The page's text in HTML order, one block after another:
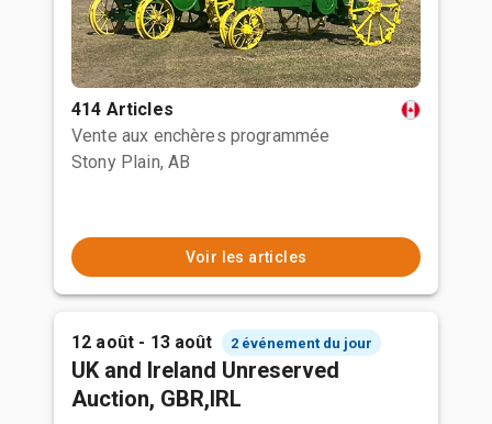
414 Articles
Vente aux enchères programmée
Stony Plain, AB
Voir les articles
12 août - 13 août 2 événement du jour
UK and Ireland Unreserved
Auction, GBR,IRL